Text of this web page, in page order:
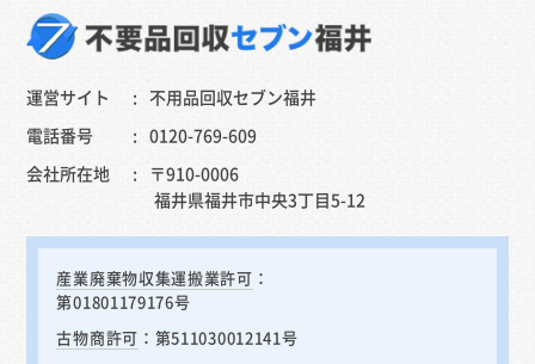
運営サイト
不用品回収セブン福井
電話番号
0120-769-609
会社所在地
〒910-0006
福井県福井市中央3丁目5-12
産業廃棄物収集運搬業許可 ：
第01801179176号
古物商許可 ：第511030012141号